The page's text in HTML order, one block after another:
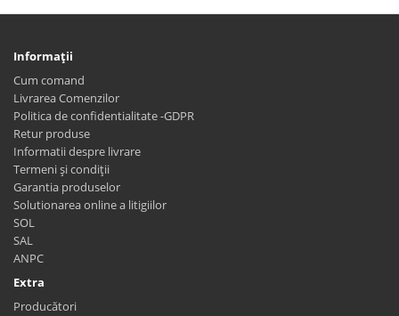
Informaţii
Cum comand
Livrarea Comenzilor
Politica de confidentialitate -GDPR
Retur produse
Informatii despre livrare
Termeni și condiții
Garantia produselor
Solutionarea online a litigiilor
SOL
SAL
ANPC
Extra
Producători